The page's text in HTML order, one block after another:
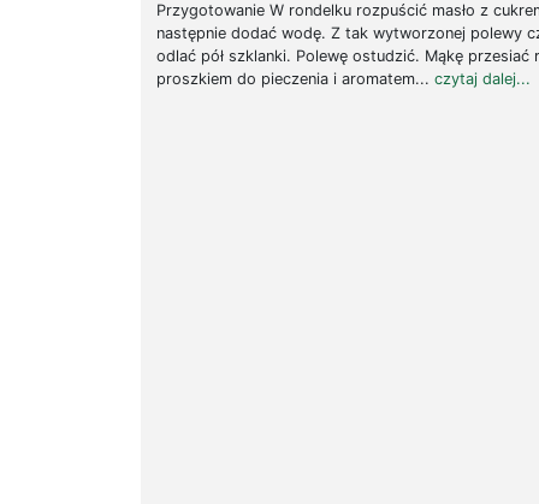
Przygotowanie W rondelku rozpuścić masło z
następnie dodać wodę. Z tak wytworzonej polewy
odlać pół szklanki. Polewę ostudzić. Mąkę przesiać
proszkiem do pieczenia i aromatem... czytaj dalej...